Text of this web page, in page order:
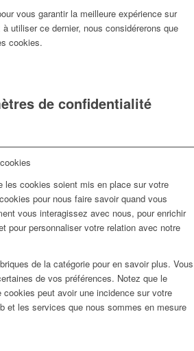
vous garantir la meilleure expérience sur
utiliser ce dernier, nous considérerons que
cookies.
de confidentialité
les cookies soient mis en place sur votre
pour nous faire savoir quand vous
vous interagissez avec nous, pour enrichir
pour personnaliser votre relation avec notre
de la catégorie pour en savoir plus. Vous
de vos préférences. Notez que le
peut avoir une incidence sur votre
et les services que nous sommes en mesure